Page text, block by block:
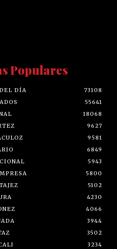
Populares
DÍA
73108
55641
18068
9627
9581
6849
5943
5800
5102
4230
4066
3944
3502
3234